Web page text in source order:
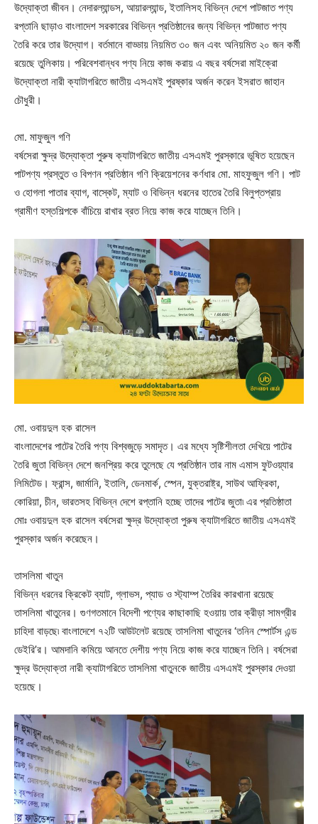
উদ্যোক্তা জীবন। নেদারল্যান্ডস, আয়ারল্যান্ড, ইতালিসহ বিভিন্ন দেশে পাটজাত পণ্য
রপ্তানি ছাড়াও বাংলাদেশ সরকারের বিভিন্ন প্রতিষ্ঠানের জন্য বিভিন্ন পাটজাত পণ্য
তৈরি করে তার উদ্যোগ। বর্তমানে বাড্ডায় নিয়মিত ৩০ জন এবং অনিয়মিত ২০ জন কর্মী
রয়েছে তুলিকায়। পরিবেশবান্ধব পণ্য নিয়ে কাজ করায় এ বছর বর্ষসেরা মাইক্রো
উদ্যোক্তা নারী ক্যাটাগরিতে জাতীয় এসএমই পুরষ্কার অর্জন করেন ইসরাত জাহান
চৌধুরী।
মো. মাফুজুল গণি
বর্ষসেরা ক্ষুদ্র উদ্যোক্তা পুরুষ ক্যাটাগরিতে জাতীয় এসএমই পুরস্কারে ভূষিত হয়েছেন
পাটপণ্য প্রস্তুত ও বিপণন প্রতিষ্ঠান গণি ক্রিয়েশনের কর্ণধার মো. মাহফুজুল গণি। পাট
ও হোগলা পাতার ব্যাগ, বাস্কেট, ম্যাট ও বিভিন্ন ধরনের হাতের তৈরি বিলুপ্তপ্রায়
গ্রামীণ হস্তশিল্পকে বাঁচিয়ে রাখার ব্রত নিয়ে কাজ করে যাচ্ছেন তিনি।
মো. ওবায়দুল হক রাসেল
বাংলাদেশের পাটের তৈরি পণ্য বিশ্বজুড়ে সমাদৃত। এর মধ্যে সৃষ্টিশীলতা দেখিয়ে পাটের
তৈরি জুতা বিভিন্ন দেশে জনপ্রিয় করে তুলেছে যে প্রতিষ্ঠান তার নাম এমাস ফুটওয়্যার
লিমিটেড। ফ্রান্স, জার্মানি, ইতালি, ডেনমার্ক, স্পেন, যুক্তরাষ্ট্র, সাউথ আফ্রিকা,
কোরিয়া, চীন, ভারতসহ বিভিন্ন দেশে রপ্তানি হচ্ছে তাদের পাটের জুতা৷ এর প্রতিষ্ঠাতা
মোঃ ওবায়দুল হক রাসেল বর্ষসেরা ক্ষুদ্র উদ্যোক্তা পুরুষ ক্যাটাগরিতে জাতীয় এসএমই
পুরস্কার অর্জন করেছেন।
তাসলিমা খাতুন
বিভিন্ন ধরনের ক্রিকেট ব্যাট, গ্লাভস, প্যাড ও স্ট্যাম্প তৈরির কারখানা রয়েছে
তাসলিমা খাতুনের। গুণগতমানে বিদেশী পণ্যের কাছাকাছি হওয়ায় তার ক্রীড়া সামগ্রীর
চাহিদা বাড়ছে৷ বাংলাদেশে ৭২টি আউটলেট রয়েছে তাসলিমা খাতুনের ‘তনিন স্পোর্টস এন্ড
ডেইরি’র। আমদানি কমিয়ে আনতে দেশীয় পণ্য নিয়ে কাজ করে যাচ্ছেন তিনি। বর্ষসেরা
ক্ষুদ্র উদ্যোক্তা নারী ক্যাটাগরিতে তাসলিমা খাতুনকে জাতীয় এসএমই পুরস্কার দেওয়া
হয়েছে।